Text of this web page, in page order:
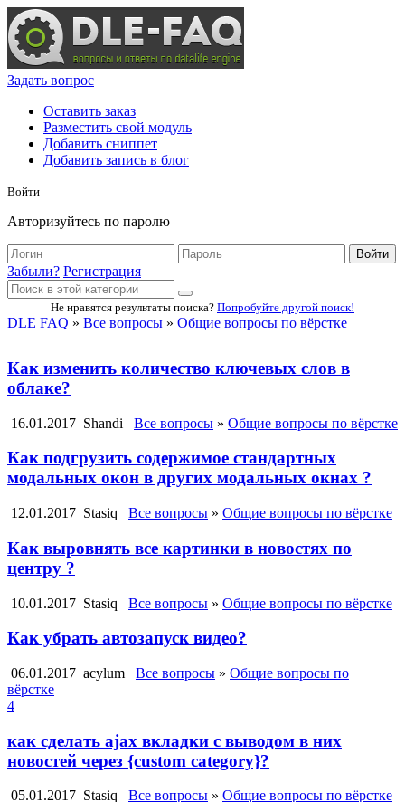
Задать вопрос
Оставить заказ
Разместить свой модуль
Добавить сниппет
Добавить запись в блог
Войти
Авторизуйтесь по паролю
Войти
Забыли? Регистрация
Не нравятся результаты поиска? Попробуйте другой поиск!
DLE FAQ » Все вопросы » Общие вопросы по вёрстке
Как изменить количество ключевых слов в
облаке?
16.01.2017 Shandi Все вопросы » Общие вопросы по вёрстке
Как подгрузить содержимое стандартных
модальных окон в других модальных окнах ?
12.01.2017 Stasiq Все вопросы » Общие вопросы по вёрстке
Как выровнять все картинки в новостях по
центру ?
10.01.2017 Stasiq Все вопросы » Общие вопросы по вёрстке
Как убрать автозапуск видео?
06.01.2017 acylum Все вопросы » Общие вопросы по
вёрстке
4
как сделать ajax вкладки с выводом в них
новостей через {custom category}?
05.01.2017 Stasiq Все вопросы » Общие вопросы по вёрстке